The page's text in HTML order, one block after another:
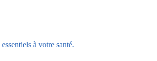
à votre santé.